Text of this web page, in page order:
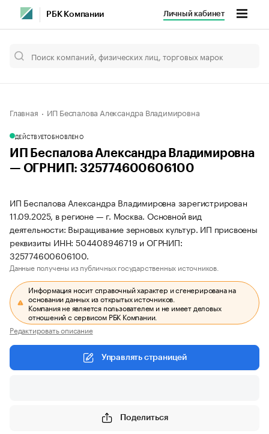
РБК Компании Личный кабинет
Главная ИП Беспалова Александра Владимировна
ДЕЙСТВУЕТОБНОВЛЕНО
ИП Беспалова Александра Владимировна
— ОГРНИП: 325774600606100
ИП Беспалова Александра Владимировна зарегистрирован
11.09.2025, в регионе — г. Москва. Основной вид
деятельности: Выращивание зерновых культур. ИП присвоены
реквизиты ИНН: 504408946719 и ОГРНИП:
325774600606100.
Данные получены из публичных государственных источников.
Информация носит справочный характер и сгенерирована на
основании данных из открытых источников.
Компания не является пользователем и не имеет деловых
отношений с сервисом РБК Компании.
Редактировать описание
Управлять страницей
Поделиться